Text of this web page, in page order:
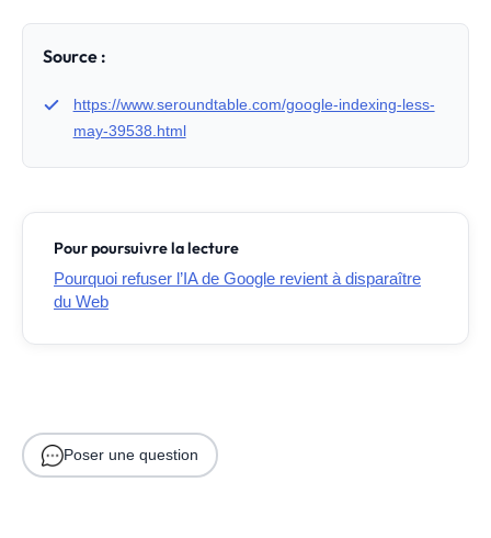
Source :
https://www.seroundtable.com/google-indexing-less-
may-39538.html
Pour poursuivre la lecture
Pourquoi refuser l’IA de Google revient à disparaître
du Web
Poser une question